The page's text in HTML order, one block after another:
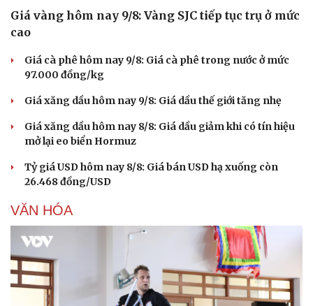
Giá vàng hôm nay 9/8: Vàng SJC tiếp tục trụ ở mức
cao
Giá cà phê hôm nay 9/8: Giá cà phê trong nước ở mức
97.000 đồng/kg
Giá xăng dầu hôm nay 9/8: Giá dầu thế giới tăng nhẹ
Giá xăng dầu hôm nay 8/8: Giá dầu giảm khi có tín hiệu
mở lại eo biển Hormuz
Tỷ giá USD hôm nay 8/8: Giá bán USD hạ xuống còn
26.468 đồng/USD
VĂN HÓA